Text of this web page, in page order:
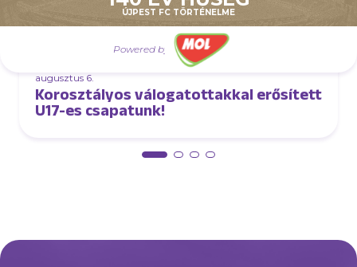
ÚJPEST FC TÖRTÉNELME
Powered by
augusztus 6.
Korosztályos válogatottakkal erősített
U17-es csapatunk!